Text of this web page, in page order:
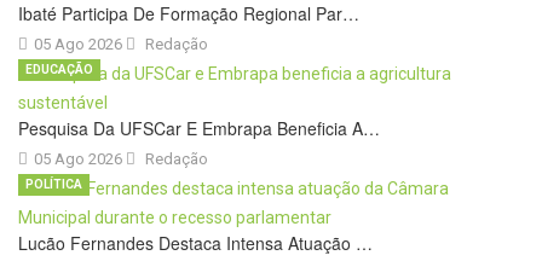
Ibaté Participa De Formação Regional Par…
05 Ago 2026 Redação
Pesquisa Da UFSCar E Embrapa Beneficia A…
05 Ago 2026
EDUCAÇÃO
Redação
Lucão Fernandes Destaca Intensa Atuação …
POLÍTICA